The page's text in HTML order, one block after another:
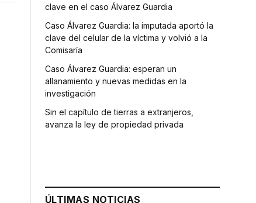
clave en el caso Álvarez Guardia
Caso Álvarez Guardia: la imputada aportó la
clave del celular de la víctima y volvió a la
Comisaría
Caso Álvarez Guardia: esperan un
allanamiento y nuevas medidas en la
investigación
Sin el capítulo de tierras a extranjeros,
avanza la ley de propiedad privada
ÚLTIMAS NOTICIAS